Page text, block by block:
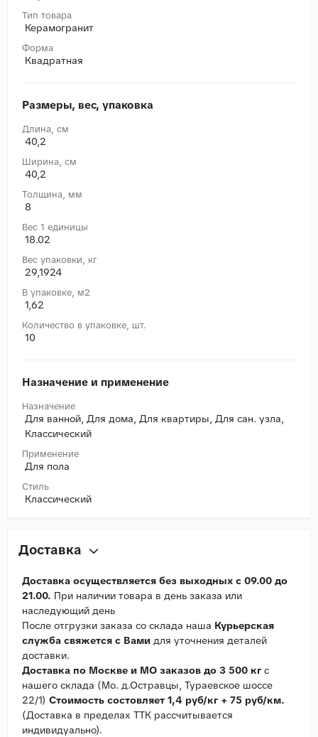
Тип товара
Керамогранит
Форма
Квадратная
Размеры, вес, упаковка
Длина, cм
40,2
Ширина, cм
40,2
Толщина, мм
8
Вес 1 единицы
18.02
Вес упаковки, кг
29,1924
В упаковке, м2
1,62
Количество в упаковке, шт.
10
Назначение и применение
Назначение
Для ванной, Для дома, Для квартиры, Для сан. узла,
Классический
Применение
Для пола
Стиль
Классический
Доставка
Доставка осуществляется без выходных с 09.00 до
21.00. При наличии товара в день заказа или
наследующий день
После отгрузки заказа со склада наша Курьерская
служба свяжется с Вами для уточнения деталей
доставки.
Доставка по Москве и МО заказов до 3 500 кг с
нашего склада (Мо. д.Остравцы, Тураевское шоссе
22/1) Стоимость состовляет 1,4 руб/кг + 75 руб/км.
(Доставка в пределах ТТК рассчитывается
индивидуально).